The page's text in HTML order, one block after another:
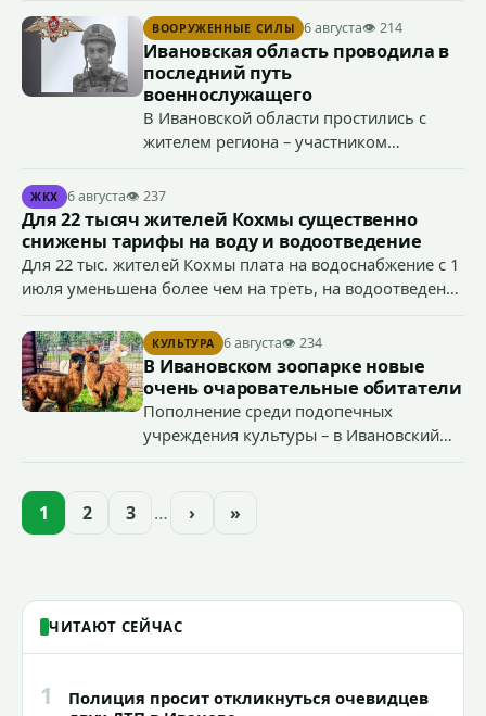
демонстрирование символики экстремистской
организации, если эти действия не содержат признаков
уголовно наказуемого деяния) за размещение
экстремистской символики в сети Интернет.
ВООРУЖЕННЫЕ СИЛЫ 6 августа👁 214
Ивановская область проводила в
последний путь
военнослужащего
В Ивановской области простились с
жителем региона – участником
Антоном Тумановым.
ЖКХ 6 августа👁 237
Для 22 тысяч жителей Кохмы существенно
снижены тарифы на воду и водоотведение
Для 22 тыс. жителей Кохмы плата на водоснабжение с 1
июля уменьшена более чем на треть, на водоотведение
началу работы в городе областного предприятия
«Водоканал.
КУЛЬТУРА 6 августа👁 234
В Ивановском зоопарке новые
очень очаровательные обитатели
Пополнение среди подопечных
учреждения культуры – в Ивановский
областей (самцу - 6 месяцев, самочке —
1 2 3 … › »
ЧИТАЮТ СЕЙЧАС
1
Полиция просит откликнуться очевидцев